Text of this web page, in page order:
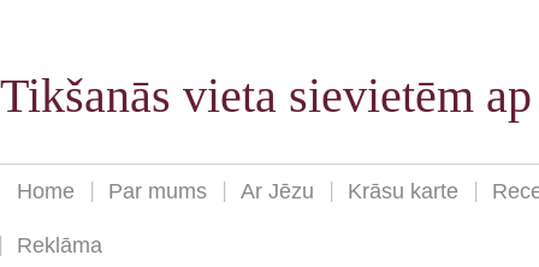
Tikšanās vieta sievietēm
Home Par mums Ar Jēzu Krāsu karte
Reklāma